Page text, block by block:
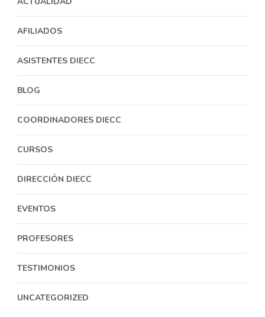
AFILIADOS
ASISTENTES DIECC
BLOG
COORDINADORES DIECC
CURSOS
DIRECCIÓN DIECC
EVENTOS
PROFESORES
TESTIMONIOS
UNCATEGORIZED